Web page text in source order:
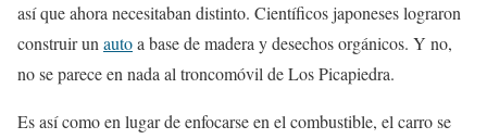
así que ahora necesitaban distinto. Científicos japoneses lograron
construir un autoa base de madera y desechos orgánicos. Y no,
no se parece en nada al troncomóvil de Los Picapiedra.
Es así como en lugar de enfocarse en el combustible, el carro se